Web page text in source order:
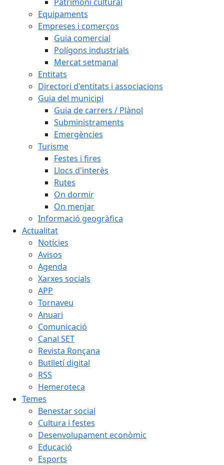
Equipaments
Empreses i comerços
Guia comercial
Polígons industrials
Mercat setmanal
Entitats
Directori d'entitats i associacions
Guia del municipi
Guia de carrers / Plànol
Subministraments
Emergències
Turisme
Festes i fires
Llocs d'interès
Rutes
On dormir
On menjar
Informació geogràfica
Actualitat
Notícies
Avisos
Agenda
Xarxes socials
APP
Tornaveu
Anuari
Comunicació
Canal SET
Revista Ronçana
Butlletí digital
RSS
Hemeroteca
Temes
Benestar social
Cultura i festes
Desenvolupament econòmic
Educació
Esports